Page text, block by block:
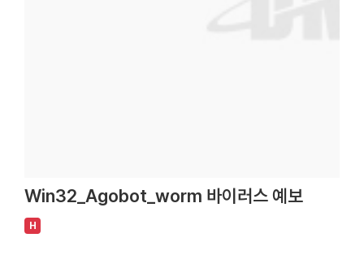
Win32_Agobot_worm 바이러스 예보
H